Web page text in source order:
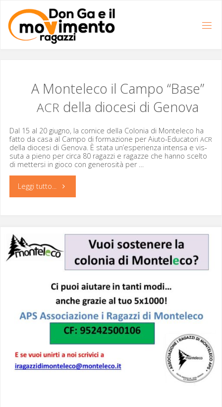
contenuto
A Monteleco il Campo “Base”
ACR della diocesi di Genova
Dal 15 al 20 giug­no, la cor­nice del­la Colo­nia di Mon­t­ele­co ha
fat­to da casa al Cam­po di for­mazione per Aiu­­to-Edu­­ca­­tori ACR
del­la dio­ce­si di Gen­o­va. È sta­ta un’es­pe­rien­za inten­sa e vis­
su­ta a pieno per cir­ca 80 ragazzi e ragazze che han­no scel­to
di met­ter­si in gio­co con gen­erosità per …
Leggi tutto... "A
Campo
“Base”
ACR
della
diocesi
di